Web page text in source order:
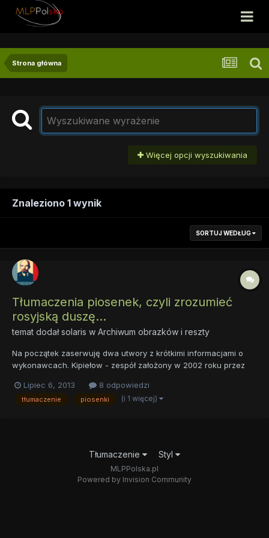
Strona główna
Więcej opcji wyszukiwania
Znaleziono 1 wynik
SORTUJ WEDŁUG
Tłumaczenia piosenek, czyli zrozumieć
rosyjską duszę...
temat dodałsolaris w Archiwum obrazków i reszty
Na początek zaserwuję dwa utwory z krótkimi informacjami o
wykonawcach. Kipiełow - zespół założony w 2002 roku przez
heavy metalowego Aria (nazywanej rosyjskim Iron Maiden). W
1997 roku można było poczuć przedsmak tej współpracy, a
Lipiec 6, 2013 8 odpowiedzi
tłumaczenie piosenki (i 1 więcej)
Tłumaczenie Styl
MLPPolska.pl
Powered by Invision Community